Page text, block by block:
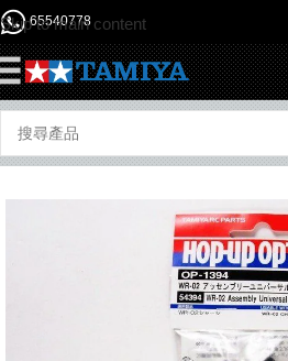
Skip to main content
65540778